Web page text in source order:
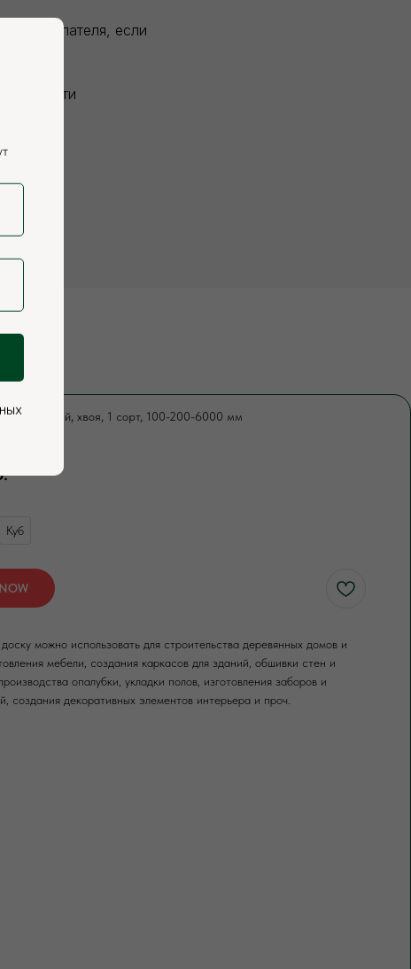
покупателя, если
строганный, хвоя, 1 сорт, 100-200-6000 мм
Куб
можно использовать для строительства деревянных домов и
мебели, создания каркасов для зданий, обшивки стен и
опалубки, укладки полов, изготовления заборов и
создания декоративных элементов интерьера и проч.